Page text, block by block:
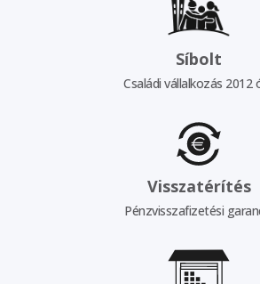
Síbolt
Családi vállalkozás 2012
Visszatérítés
Pénzvisszafizetési